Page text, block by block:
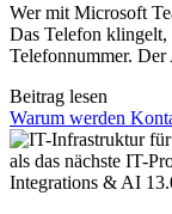
Wer mit Microsoft
Das Telefon klingelt,
Telefonnummer.
Beitrag lesen
Warum werden
Integrations & AI